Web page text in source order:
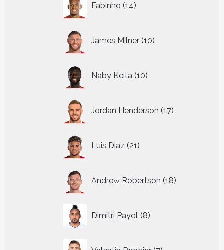
Fabinho 14
producten
James Milner 10
producten
Naby Keita 10
producten
Jordan Henderson 17
producten
Luis Diaz 21
producten
Andrew Robertson 18
producten
Dimitri Payet 8
producten